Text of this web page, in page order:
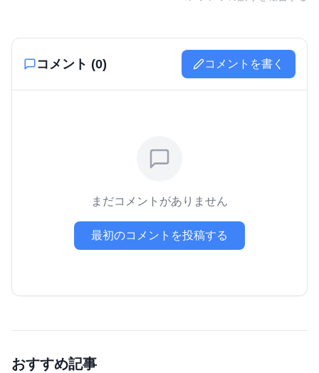
コメント (0) コメントを書く
まだコメントがありません
最初のコメントを投稿する
おすすめ記事